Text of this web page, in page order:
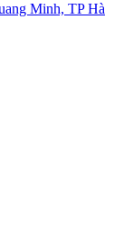
Minh, TP Hà